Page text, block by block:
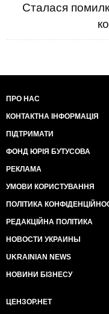
Сталася
ПРО НАС
КОНТАКТНА ІНФОРМАЦІЯ
ПІДТРИМАТИ
ФОНД ЮРІЯ БУТУСОВА
РЕКЛАМА
УМОВИ КОРИСТУВАННЯ
ПОЛІТИКА
РЕДАКЦІЙНА ПОЛІТИКА
НОВОСТИ УКРАИНЫ
UKRAINIAN NEWS
НОВИНИ БІЗНЕСУ
ЦЕНЗОР.НЕТ